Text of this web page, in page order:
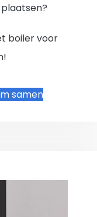
boiler voor
samen